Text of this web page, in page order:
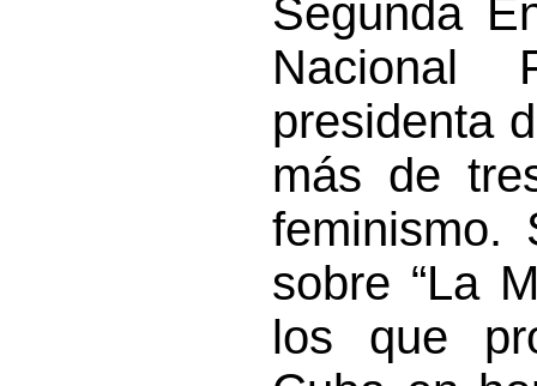
Segunda
Nacional
presidenta
más de
feminismo.
sobre “La
los que